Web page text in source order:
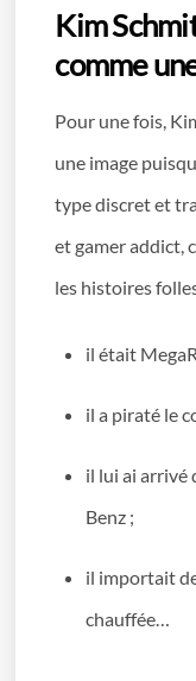
Kim
comme
Pour une fois,
une image
type discret et
et gamer addict,
les histoires
il était
il a piraté le
il lui ai arrivé
Benz ;
il importait
chauffée…